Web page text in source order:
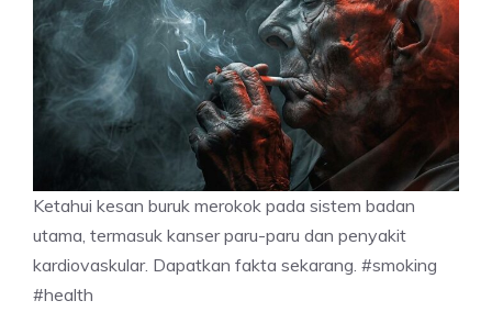
Ketahui kesan buruk merokok pada sistem badan
utama, termasuk kanser paru-paru dan penyakit
kardiovaskular. Dapatkan fakta sekarang. #smoking
#health